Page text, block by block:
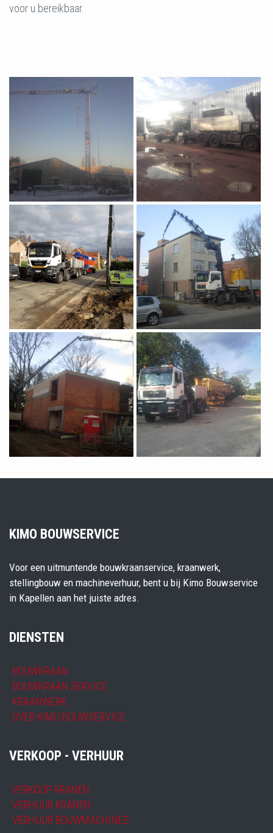
voor u bereikbaar.
KIMO BOUWSERVICE
Voor een uitmuntende bouwkraanservice, kraanwerk,
stellingbouw en machineverhuur, bent u bij Kimo Bouwservice
in Kapellen aan het juiste adres.
DIENSTEN
BOUWKRAAN
BOUWKRAAN SERVICE
KRAANWERK
OVER KIMO BOUWSERVICE
VERKOOP - VERHUUR
VERKOOP KRANEN
VERHUUR KRANEN
VERHUUR BOUWMACHINES